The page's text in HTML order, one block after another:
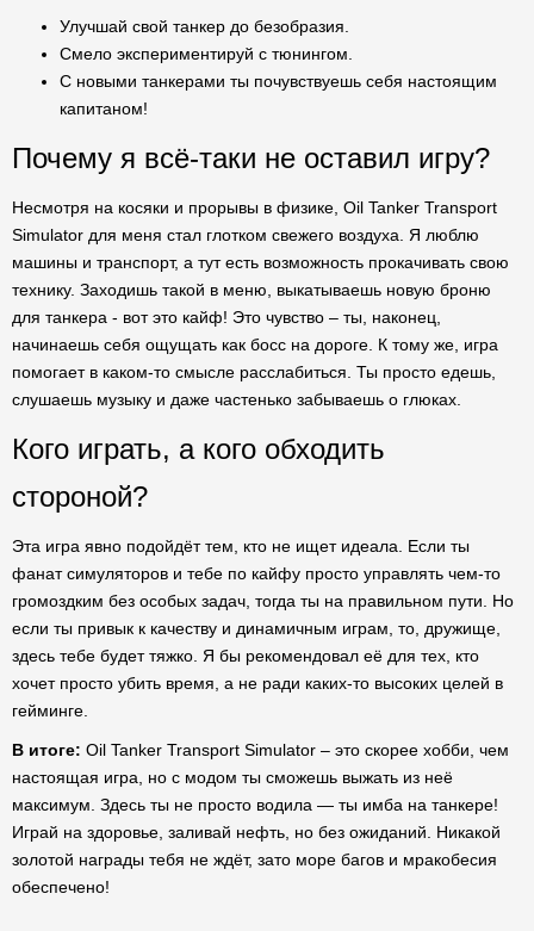
Улучшай свой танкер до безобразия.
Смело экспериментируй с тюнингом.
С новыми танкерами ты почувствуешь себя настоящим
капитаном!
Почему я всё-таки не оставил игру?
Несмотря на косяки и прорывы в физике, Oil Tanker Transport
Simulator для меня стал глотком свежего воздуха. Я люблю
машины и транспорт, а тут есть возможность прокачивать свою
технику. Заходишь такой в меню, выкатываешь новую броню
для танкера - вот это кайф! Это чувство – ты, наконец,
начинаешь себя ощущать как босс на дороге. К тому же, игра
помогает в каком-то смысле расслабиться. Ты просто едешь,
слушаешь музыку и даже частенько забываешь о глюках.
Кого играть, а кого обходить
стороной?
Эта игра явно подойдёт тем, кто не ищет идеала. Если ты
фанат симуляторов и тебе по кайфу просто управлять чем-то
громоздким без особых задач, тогда ты на правильном пути. Но
если ты привык к качеству и динамичным играм, то, дружище,
здесь тебе будет тяжко. Я бы рекомендовал её для тех, кто
хочет просто убить время, а не ради каких-то высоких целей в
гейминге.
В итоге: Oil Tanker Transport Simulator – это скорее хобби, чем
настоящая игра, но с модом ты сможешь выжать из неё
максимум. Здесь ты не просто водила — ты имба на танкере!
Играй на здоровье, заливай нефть, но без ожиданий. Никакой
золотой награды тебя не ждёт, зато море багов и мракобесия
обеспечено!